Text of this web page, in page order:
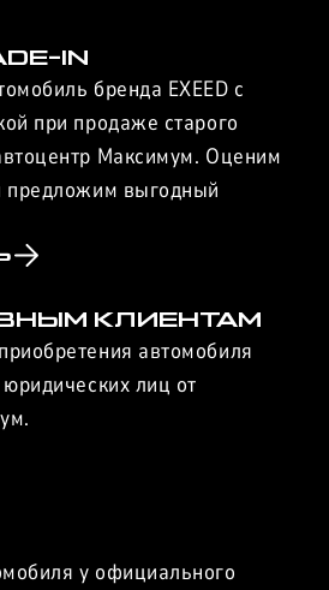
IN
бренда EXEED с
при продаже старого
Максимум. Оценим
предложим выгодный
КЛИЕНТАМ
автомобиля
юридических лиц от
у официального